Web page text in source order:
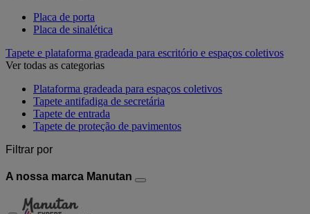
Placa de porta
Placa de sinalética
Tapete e plataforma gradeada para escritório e espaços coletivos
Ver todas as categorias
Plataforma gradeada para espaços coletivos
Tapete antifadiga de secretária
Tapete de entrada
Tapete de proteção de pavimentos
Filtrar por
A nossa marca Manutan